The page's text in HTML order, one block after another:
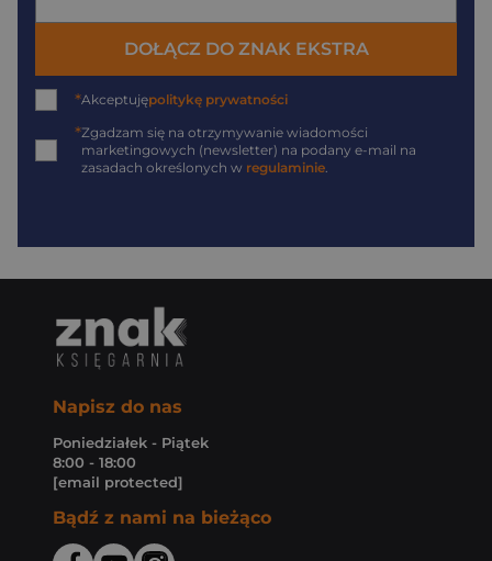
DOŁĄCZ DO ZNAK EKSTRA
*Akceptujępolitykę prywatności
*Zgadzam się na otrzymywanie wiadomości
marketingowych (newsletter) na podany e-mail na
zasadach określonych w regulaminie.
Napisz do nas
Poniedziałek - Piątek
8:00 - 18:00
[email protected]
Bądź z nami na bieżąco